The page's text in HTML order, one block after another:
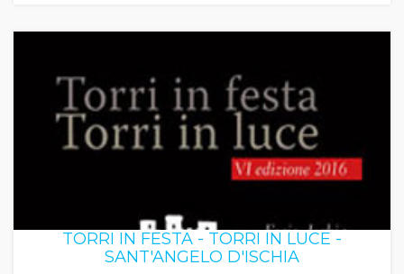
TORRI IN FESTA - TORRI IN LUCE -
SANT'ANGELO D'ISCHIA